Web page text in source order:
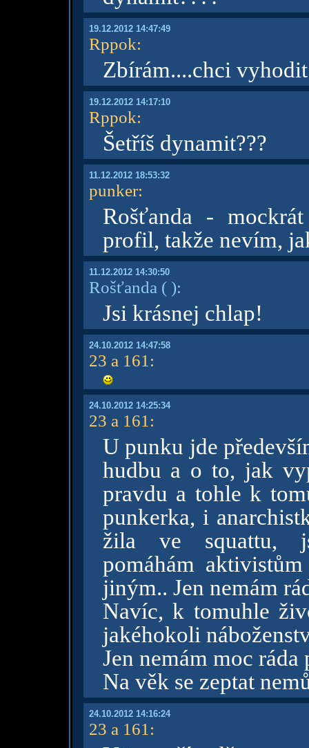
19.12.2012 14:47:49
Rppok:
Zbírám....chci
19.12.2012 14:17:10
Rppok:
Šetříš dynamit???
11.12.2012 18:53:32
punker:
Rošťanda -
profil, takže nevím,
11.12.2012 14:30:50
Rošťanda ( ):
Jsi krásnej chlap!
24.10.2012 14:47:58
23 a 161 :
24.10.2012 14:25:34
23 a 161 :
U punku jde
hudbu a o to, jak
pravdu a tohle k
punkerka, i
žila ve squattu,
pomáhám
jiným.. Jen nemám
Navíc, k tomuhle
jakéhokoli
Jen nemám moc
Na věk se zeptat
24.10.2012 14:16:24
23 a 161 :